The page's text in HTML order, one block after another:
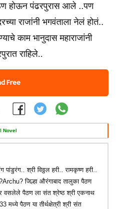
होऊन पंढरपुरास आले ..पण
राजांनी भगवंताला नेलं होतं..
काम भानुदास महाराजांनी
राहिले..
Free
Novel
श्री विठ्ठल हरी.. रामकृष्ण हरी..
जिल्हा औरंगाबाद तालुका पैठण
वसलेले पैठण ला संत श्रेष्ठ श्री एकनाथ
मध्ये पैठण या तीर्थक्षेत्री श्री संत